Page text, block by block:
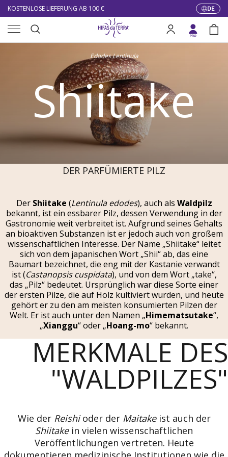
Direkt zum Inhalt
10% DE RÉDUCTION SUR VOTRE PREMIÈRE COMMANDE
LIVRAISON GRATUITE À PARTIR DE 100 €
KOSTENLOSE LIEFERUNG AB 100 €
DE
Suche Einloggen
Edodes Lentinula
Shiitake
DER PARFÜMIERTE PILZ
Der Shiitake (Lentinula edodes), auch als Waldpilz
bekannt, ist ein essbarer Pilz, dessen Verwendung in der
Gastronomie weit verbreitet ist. Aufgrund seines Gehalts
an bioaktiven Substanzen ist er jedoch auch von großem
wissenschaftlichen Interesse. Der Name „Shiitake“ leitet
sich von dem japanischen Wort „Shii“ ab, das eine
Baumart bezeichnet, die eng mit der Kastanie verwandt
ist (Castanopsis cuspidata), und von dem Wort „take“,
das „Pilz“ bedeutet. Ursprünglich war diese Sorte einer
der ersten Pilze, die auf Holz kultiviert wurden, und heute
gehört er zu den am meisten konsumierten Pilzen der
Welt. Er ist auch unter den Namen „Himematsutake“,
„Xianggu“ oder „Hoang-mo“ bekannt.
MERKMALE DES
"WALDPILZES"
Wie der Reishioder der Maitakeist auch der
Shiitake in vielen wissenschaftlichen
Veröffentlichungen vertreten. Heute